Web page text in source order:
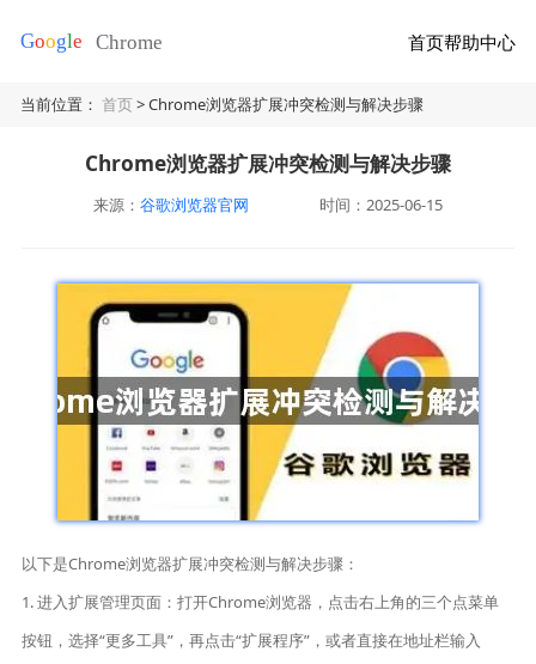
首页帮助中心
当前位置：首页> Chrome浏览器扩展冲突检测与解决步骤
Chrome浏览器扩展冲突检测与解决步骤
来源： 谷歌浏览器官网 时间：2025-06-15
以下是Chrome浏览器扩展冲突检测与解决步骤：
1. 进入扩展管理页面：打开Chrome浏览器，点击右上角的三个点菜单
按钮，选择“更多工具”，再点击“扩展程序”，或者直接在地址栏输入